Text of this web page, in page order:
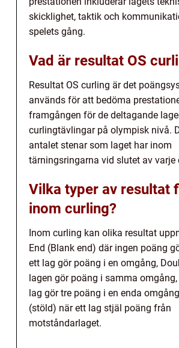
skicklighet, taktik och
spelets gång.
Vad är resultat OS
Resultat OS curling är det
används för att bedöma
framgången för de deltagande
curlingtävlingar på olympisk nivå.
antalet stenar som laget har inom
tärningsringarna vid slutet av varje
Vilka typer av resultat
inom curling?
Inom curling kan olika resultat
End (Blank end) där ingen poäng
ett lag gör poäng i en omgång,
lagen gör poäng i samma
lag gör tre poäng i en enda
(stöld) när ett lag stjäl poäng från
motståndarlaget.